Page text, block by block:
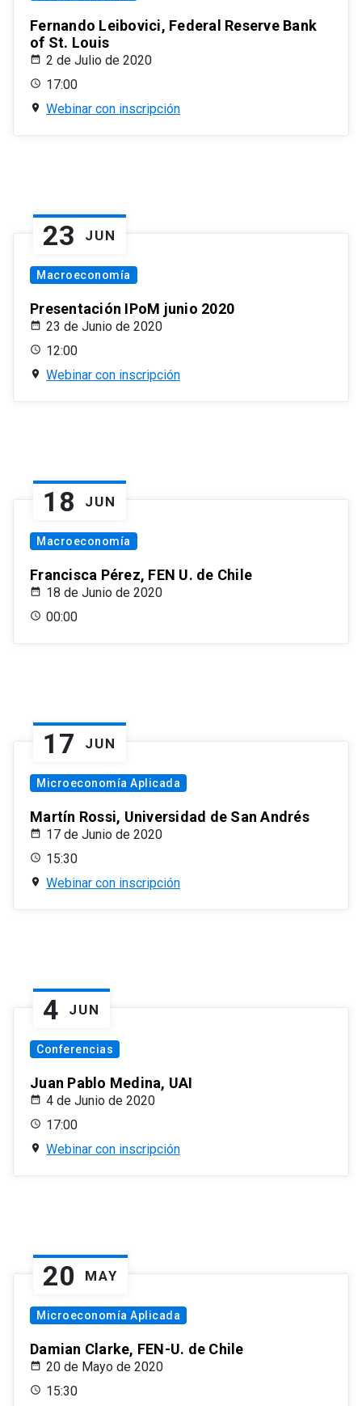
Fernando Leibovici, Federal Reserve Bank
of St. Louis
2 de Julio de 2020
17:00
Webinar con inscripción
23 JUN
Macroeconomía
Presentación IPoM junio 2020
23 de Junio de 2020
12:00
Webinar con inscripción
18 JUN
Macroeconomía
Francisca Pérez, FEN U. de Chile
18 de Junio de 2020
00:00
17 JUN
Microeconomía Aplicada
Martín Rossi, Universidad de San Andrés
17 de Junio de 2020
15:30
Webinar con inscripción
4 JUN
Conferencias
Juan Pablo Medina, UAI
4 de Junio de 2020
17:00
Webinar con inscripción
20 MAY
Microeconomía Aplicada
Damian Clarke, FEN-U. de Chile
20 de Mayo de 2020
15:30